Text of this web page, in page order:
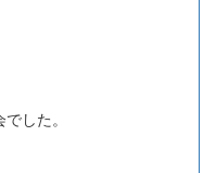
した。